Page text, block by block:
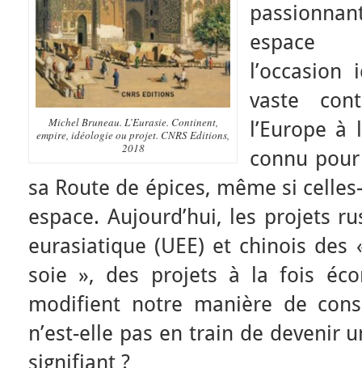
Michel Bruneau. L’Eurasie. Continent,
empire, idéologie ou projet. CNRS Editions,
2018
espace
l’occasion
vaste
l’Europe
connu
sa Route de épices, même si
espace. Aujourd’hui, les projets
eurasiatique (UEE) et chinois des
soie », des projets à la fois
modifient notre manière de
n’est-elle pas en train de devenir
signifiant ?